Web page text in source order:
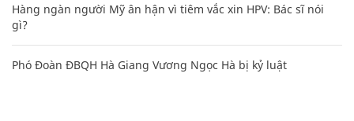
Hàng ngàn người Mỹ ân hận vì tiêm vắc xin HPV: Bác sĩ nói
gì?
Phó Đoàn ĐBQH Hà Giang Vương Ngọc Hà bị kỷ luật